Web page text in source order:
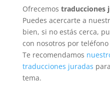
Ofrecemos traducciones
Puedes acercarte a
bien, si no estás cerca,
con nosotros por
Te recomendamos
traducciones juradas
tema.